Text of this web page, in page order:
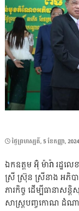
POSTED
ថ្ងៃ​ព្រហស្បតិ៍, 5 ខែ​កញ្ញា, 2024
ឯកឧត្តម អ៊ុំ ម៉ារ៉ា រដ្ឋលេ
ស្រី ស្រ៊ុន ស្រីនាង អភិប
ភារកិច្ច ដើម្បីធានាស
សាស្ត្របញ្ចកោណ ដំណា